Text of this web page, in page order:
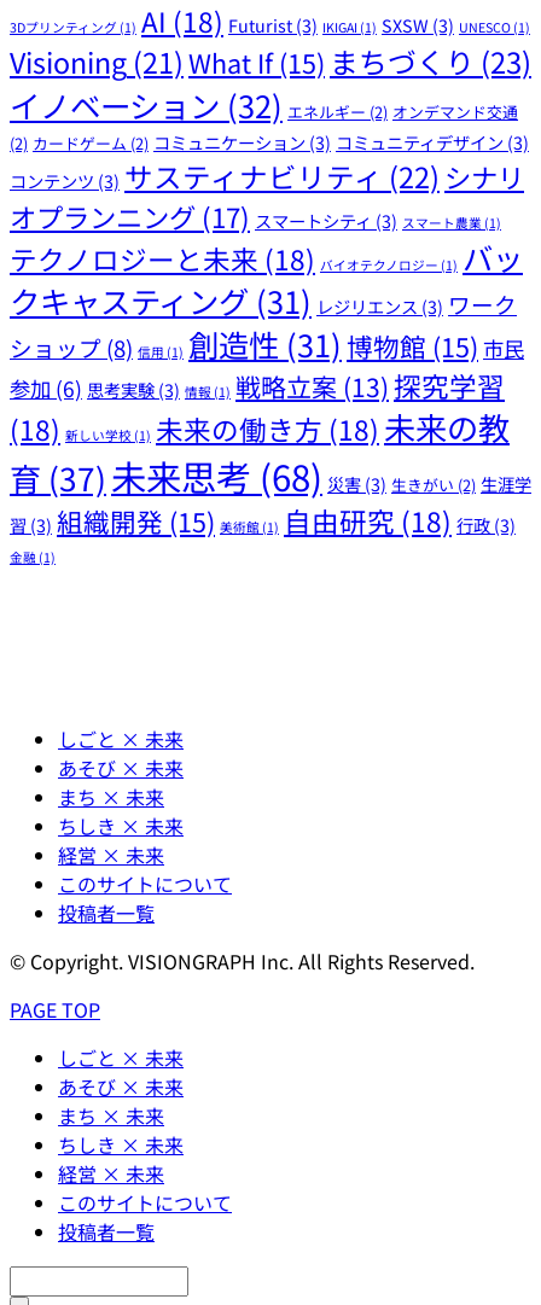
3Dプリンティング (1) AI (18) Futurist(3) IKIGAI (1) SXSW (3) UNESCO (1)
Visioning (21)What If(15) まちづくり (23)
イノベーション (32) エネルギー (2) オンデマンド交通
(2) カードゲーム (2) コミュニケーション (3) コミュニティデザイン (3)
コンテンツ (3) サスティナビリティ (22) シナリ
オプランニング (17) スマートシティ (3) スマート農業 (1)
テクノロジーと未来 (18) バイオテクノロジー (1) バッ
クキャスティング (31) レジリエンス (3) ワーク
ショップ(8) 信用 (1) 創造性 (31)博物館 (15) 市民
参加 (6) 思考実験(3) 情報 (1) 戦略立案 (13)探究学習
(18) 新しい学校 (1) 未来の働き方 (18) 未来の教
育 (37)未来思考 (68) 災害(3) 生きがい (2) 生涯学
習 (3) 組織開発 (15) 美術館 (1) 自由研究 (18) 行政(3)
金融 (1)
しごと × 未来
あそび × 未来
まち × 未来
ちしき × 未来
経営 × 未来
このサイトについて
投稿者一覧
© Copyright. VISIONGRAPH Inc. All Rights Reserved.
PAGE TOP
しごと × 未来
あそび × 未来
まち × 未来
ちしき × 未来
経営 × 未来
このサイトについて
投稿者一覧